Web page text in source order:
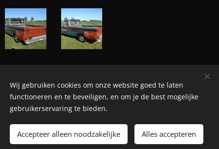
© Henri's classics
Cookies
Talen
Nederlands
American English Français
Wij gebruiken cookies om onze website goed te laten
functioneren en te beveiligen, en om je de best mogelijke
gebruikerservaring te bieden.
Accepteer alleen noodzakelijke Alles accepteren